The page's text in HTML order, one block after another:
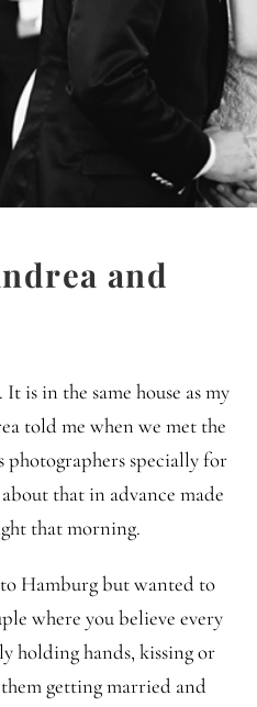
and
is in the same house as my
told me when we met the
specially for
that in advance made
that morning.
Hamburg but wanted to
where you believe every
holding hands, kissing or
getting married and